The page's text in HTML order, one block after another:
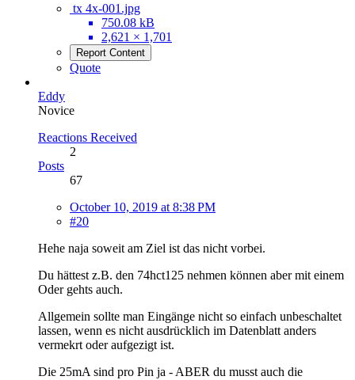
tx 4x-001.jpg
750.08 kB
2,621 × 1,701
Report Content
Quote
Eddy
Novice
Reactions Received
2
Posts
67
October 10, 2019 at 8:38 PM
#20
Hehe naja soweit am Ziel ist das nicht vorbei.
Du hättest z.B. den 74hct125 nehmen können aber mit einem
Oder gehts auch.
Allgemein sollte man Eingänge nicht so einfach unbeschaltet
lassen, wenn es nicht ausdrücklich im Datenblatt anders
vermekrt oder aufgezigt ist.
Die 25mA sind pro Pin ja - ABER du musst auch die